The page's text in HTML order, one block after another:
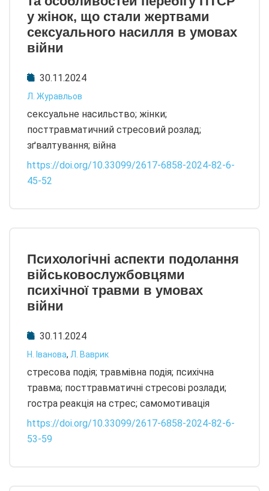
у жінок, що стали жертвами
сексуального насилля в умовах
війни
30.11.2024
Л. Журавльов
сексуальне насильство; жінки;
посттравматичний стресовий розлад;
зґвалтування; війна
https://doi.org/10.33099/2617-6858-2024-82-6-
45-52
Психологічні аспекти подолання
військовослужбовцями
психічної травми в умовах
війни
30.11.2024
Н. Іванова, Л. Ваврик
стресова подія; травмівна подія; психічна
травма; посттравматичні стресові розлади;
гостра реакція на стрес; самомотивація
https://doi.org/10.33099/2617-6858-2024-82-6-
53-59